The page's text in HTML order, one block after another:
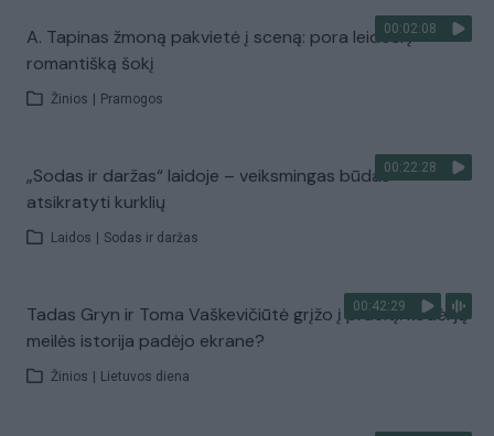
00:02:08
A. Tapinas žmoną pakvietė į sceną: pora leidosi į
romantišką šokį
Žinios Pramogos
00:22:28
„Sodas ir daržas“ laidoje – veiksmingas būdas
atsikratyti kurklių
Laidos Sodas ir daržas
00:42:29
Tadas Gryn ir Toma Vaškevičiūtė grįžo į praeitį: kodėl jų
meilės istorija padėjo ekrane?
Žinios Lietuvos diena